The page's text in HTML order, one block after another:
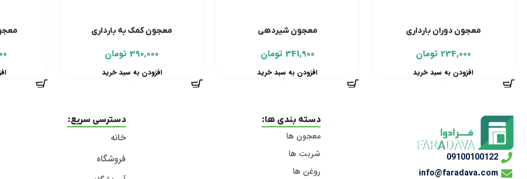
معجون دوران بارداری
234,000 تومان
افزودن به سبد خرید
معجون شیردهی
341,900 تومان
افزودن به سبد خرید
معجون کمک به بارداری
390,000 تومان
افزودن به سبد خرید
معجون
09100100122
info@faradava.com
دسته بندی ها:
معجون ها
شربت ها
روغن ها
دسترسی سریع:
خانه
فروشگاه